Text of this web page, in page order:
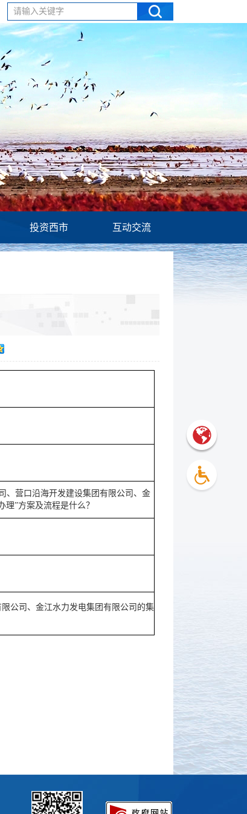
请输入关键字
投资西市 互动交流
、营口沿海开发建设集团有限公司、金
”方案及流程是什么？
公司、金江水力发电集团有限公司的集